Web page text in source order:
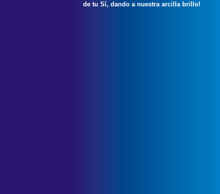
de tu Sí, dando a nuestra arcilla brillo!